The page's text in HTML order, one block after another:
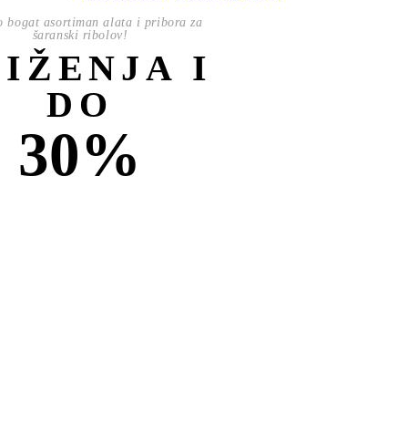
bogat asortiman alata i pribora za
šaranski ribolov!
I
DO
30%